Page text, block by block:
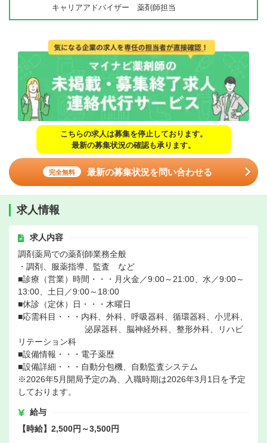
キャリアアドバイザー 薬剤師担当
こちらの求人は募集を停止しております。
最新の募集状況の確認も承ります。
完全無料 最新の募集状況を問い合わせる
求人情報
求人内容
調剤薬局での薬剤師業務全般
・調剤、服薬指導、監査 など
■診療（営業）時間・・・月火金／9:00～21:00、水／9:00～
13:00、土日／9:00～18:00
■休診（定休）日・・・木曜日
■応需科目・・・内科、外科、呼吸器科、循環器科、小児科、
泌尿器科、脳神経外科、整形外科、リハビ
リテーション科
■設備情報・・・電子薬歴
■設備詳細・・・自動分包機、自動監査システム
※2026年5月開局予定の為、入職時期は2026年3月1日を予定
しております。
給与
【時給】2,500円～3,500円